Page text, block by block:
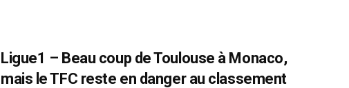
Ligue1 – Beau coup de Toulouse à Monaco,
mais le TFC reste en danger au classement